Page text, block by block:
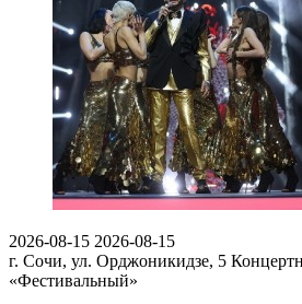
2026-08-15 2026-08-15
г. Сочи, ул. Орджоникидзе, 5
«Фестивальный»